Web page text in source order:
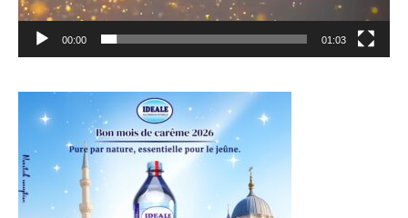
00:00 01:03